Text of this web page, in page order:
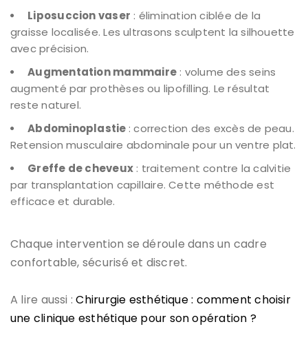
Liposuccion vaser : élimination ciblée de la
graisse localisée. Les ultrasons sculptent la silhouette
avec précision.
Augmentation mammaire: volume des seins
augmenté par prothèses ou lipofilling. Le résultat
reste naturel.
Abdominoplastie : correction des excès de peau.
Retension musculaire abdominale pour un ventre plat.
Greffe de cheveux : traitement contre la calvitie
par transplantation capillaire. Cette méthode est
efficace et durable.
Chaque intervention se déroule dans un cadre
confortable, sécurisé et discret.
A lire aussi :Chirurgie esthétique : comment choisir
une clinique esthétique pour son opération ?